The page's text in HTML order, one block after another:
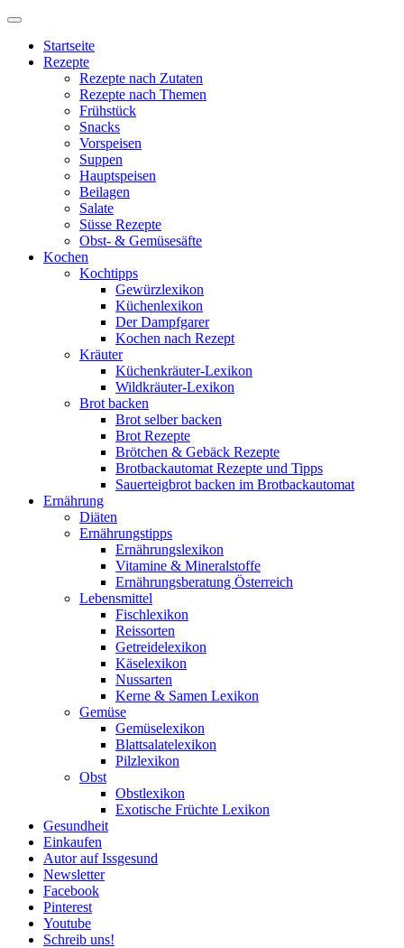
Startseite
Rezepte
Rezepte nach Zutaten
Rezepte nach Themen
Frühstück
Snacks
Vorspeisen
Suppen
Hauptspeisen
Beilagen
Salate
Süsse Rezepte
Obst- & Gemüsesäfte
Kochen
Kochtipps
Gewürzlexikon
Küchenlexikon
Der Dampfgarer
Kochen nach Rezept
Kräuter
Küchenkräuter-Lexikon
Wildkräuter-Lexikon
Brot backen
Brot selber backen
Brot Rezepte
Brötchen & Gebäck Rezepte
Brotbackautomat Rezepte und Tipps
Sauerteigbrot backen im Brotbackautomat
Ernährung
Diäten
Ernährungstipps
Ernährungslexikon
Vitamine & Mineralstoffe
Ernährungsberatung Österreich
Lebensmittel
Fischlexikon
Reissorten
Getreidelexikon
Käselexikon
Nussarten
Kerne & Samen Lexikon
Gemüse
Gemüselexikon
Blattsalatelexikon
Pilzlexikon
Obst
Obstlexikon
Exotische Früchte Lexikon
Gesundheit
Einkaufen
Autor auf Issgesund
Newsletter
Facebook
Pinterest
Youtube
Schreib uns!